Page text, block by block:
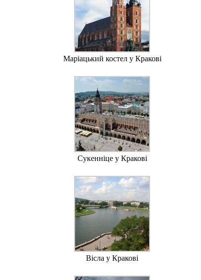
Маріацький костел у Кракові
Сукенніце у Кракові
Вісла у Кракові